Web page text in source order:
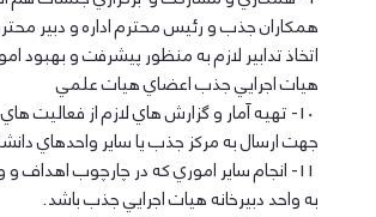
همكاران جذب و رئيس محترم اداره و دبير
اتخاذ تدابير لازم به منظور پيشرفت و بهبود
هيات اجرايي جذب اعضاي هيات علمي
10- تهيه آمار و گزارش هاي لازم از فعاليت
جهت ارسال به مركز جذب يا ساير واحدهاي
11- انجام ساير اموري كه در چارچوب اهداف
به واحد دبيرخانه هيات اجرايي جذب باشد.